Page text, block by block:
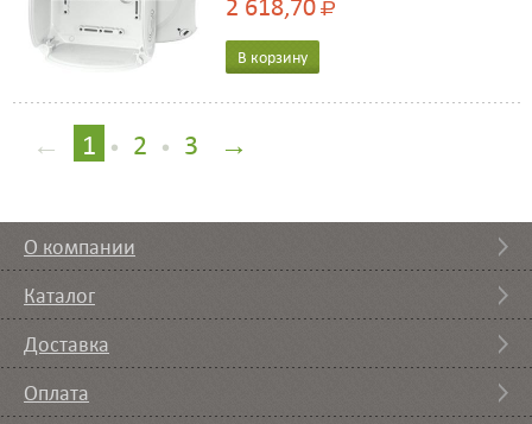
Р
В корзину
← 1 • 2 • 3 →
О компании
Каталог
Доставка
Оплата